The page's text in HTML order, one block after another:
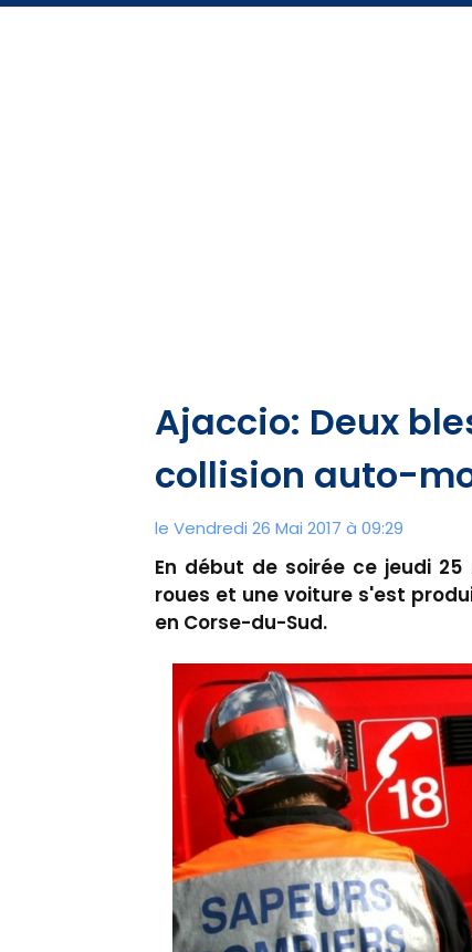
Ajaccio: Deux
collision auto-
le Vendredi 26 Mai 2017 à 09:29
En début de soirée ce jeudi
roues et une voiture s'est
en Corse-du-Sud.